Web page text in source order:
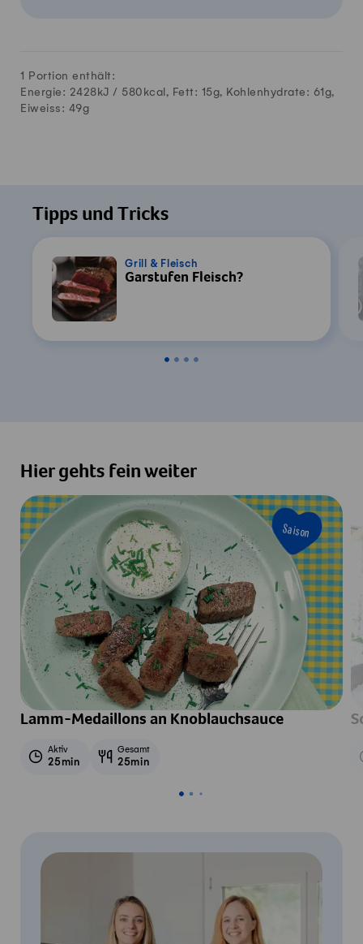
1 Portion enthält:
Energie: 2428kJ / 580 kcal, Fett: 15g, Kohlenhydrate: 61g,
Eiweiss: 49g
Tipps und Tricks
Grill & Fleisch
Garstufen Fleisch?
Hier gehts fein weiter
Saison
Lamm-Medaillons an Knoblauchsauce
Aktiv
25min
Gesamt
25min